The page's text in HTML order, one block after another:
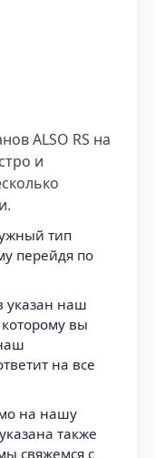
ALSO RS на
и
тип
перейдя по
указан наш
вы
на все
на нашу
также
свяжемся с